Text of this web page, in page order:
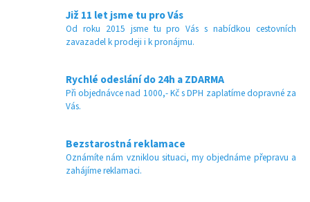
Již 11 let jsme tu pro Vás
Od roku 2015 jsme tu pro Vás s nabídkou cestovních
zavazadel k prodeji i k pronájmu.
Rychlé odeslání do 24h a ZDARMA
Při objednávce nad 1000,- Kč s DPH zaplatíme dopravné za
Vás.
Bezstarostná reklamace
Oznámíte nám vzniklou situaci, my objednáme přepravu a
zahájíme reklamaci.